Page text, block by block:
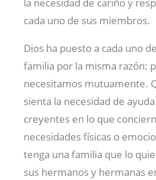
la necesidad de cariño y
cada uno de sus miembros.
Dios ha puesto a cada uno
familia por la misma razón:
necesitamos mutuamente.
sienta la necesidad de
creyentes en lo que
necesidades físicas o
tenga una familia que lo
sus hermanos y hermanas